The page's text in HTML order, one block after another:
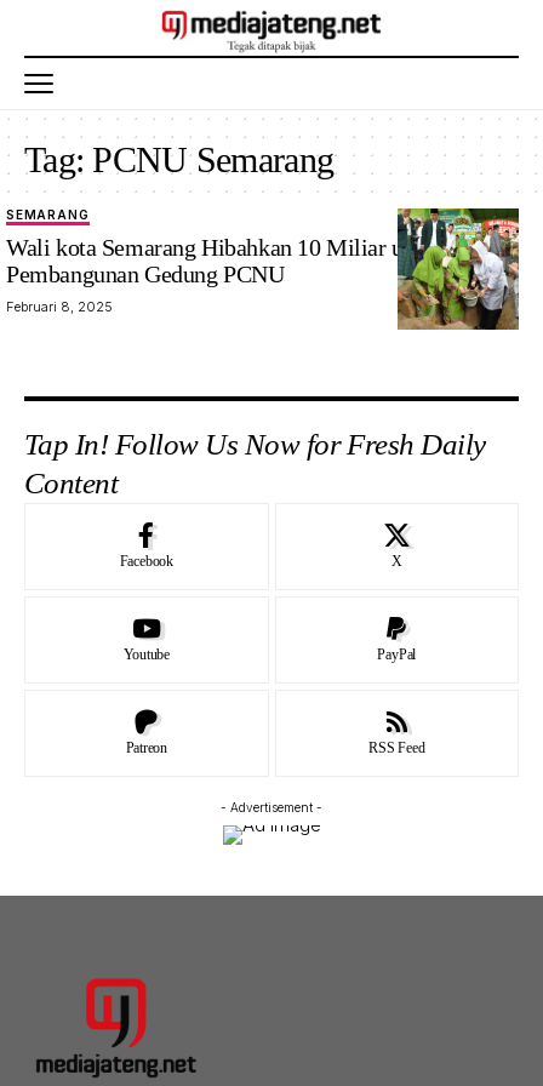
Tag:PCNU Semarang
SEMARANG
Wali kota Semarang Hibahkan 10 Miliar untuk
Pembangunan Gedung PCNU
Februari 8, 2025
Tap In! Follow Us Now for Fresh Daily
Content
Facebook X
Youtube PayPal
Patreon RSS Feed
- Advertisement -